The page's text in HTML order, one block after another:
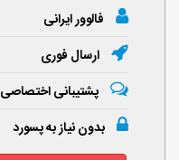
فالوور ایرانی
ارسال فوری
پشتیبانی اختصاصی
بدون نیاز به پسورد